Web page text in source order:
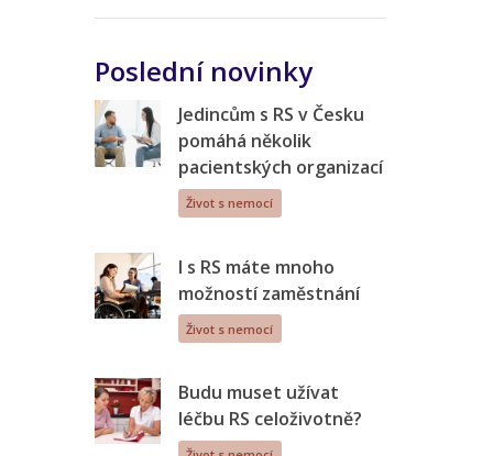
Poslední novinky
Jedincům s RS v Česku
pomáhá několik
pacientských organizací
Život s nemocí
I s RS máte mnoho
možností zaměstnání
Život s nemocí
Budu muset užívat
léčbu RS celoživotně?